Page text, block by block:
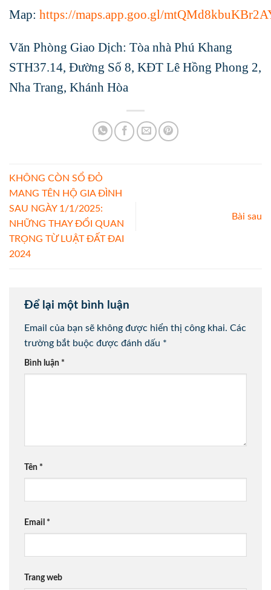
Map: https://maps.app.goo.gl/
Văn Phòng Giao Dịch: Tòa nhà Phú Khang
STH37.14, Đường Số 8, KĐT Lê Hồng Phong 2,
Nha Trang, Khánh Hòa
KHÔNG CÒN SỔ ĐỎ
MANG TÊN HỘ GIA ĐÌNH
SAU NGÀY 1/1/2025:
NHỮNG THAY ĐỔI QUAN
TRỌNG TỪ LUẬT ĐẤT ĐAI
2024
Bài sau
Để lại một bình luận
Email của bạn sẽ không được hiển thị công khai. Các
trường bắt buộc được đánh dấu *
Bình luận *
Tên *
Email *
Trang web